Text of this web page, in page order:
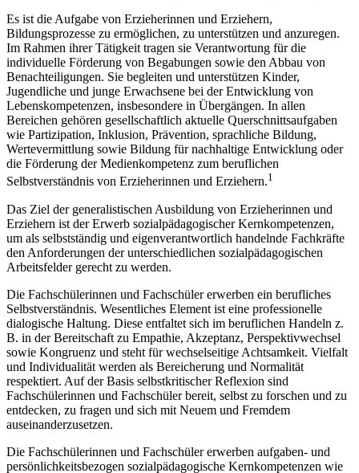
Es ist die Aufgabe von Erzieherinnen und Erziehern,
Bildungsprozesse zu ermöglichen, zu unterstützen und anzuregen.
Im Rahmen ihrer Tätigkeit tragen sie Verantwortung für die
individuelle Förderung von Begabungen sowie den Abbau von
Benachteiligungen. Sie begleiten und unterstützen Kinder,
Jugendliche und junge Erwachsene bei der Entwicklung von
Lebenskompetenzen, insbesondere in Übergängen. In allen
Bereichen gehören gesellschaftlich aktuelle Querschnittsaufgaben
wie Partizipation, Inklusion, Prävention, sprachliche Bildung,
Wertevermittlung sowie Bildung für nachhaltige Entwicklung oder
die Förderung der Medienkompetenz zum beruflichen
Selbstverständnis von Erzieherinnen und Erziehern.1
Das Ziel der generalistischen Ausbildung von Erzieherinnen und
Erziehern ist der Erwerb sozialpädagogischer Kernkompetenzen,
um als selbstständig und eigenverantwortlich handelnde Fachkräfte
den Anforderungen der unterschiedlichen sozialpädagogischen
Arbeitsfelder gerecht zu werden.
Die Fachschülerinnen und Fachschüler erwerben ein berufliches
Selbstverständnis. Wesentliches Element ist eine professionelle
dialogische Haltung. Diese entfaltet sich im beruflichen Handeln z.
B. in der Bereitschaft zu Empathie, Akzeptanz, Perspektivwechsel
sowie Kongruenz und steht für wechselseitige Achtsamkeit. Vielfalt
und Individualität werden als Bereicherung und Normalität
respektiert. Auf der Basis selbstkritischer Reflexion sind
Fachschülerinnen und Fachschüler bereit, selbst zu forschen und zu
entdecken, zu fragen und sich mit Neuem und Fremdem
auseinanderzusetzen.
Die Fachschülerinnen und Fachschüler erwerben aufgaben- und
persönlichkeitsbezogen sozialpädagogische Kernkompetenzen wie